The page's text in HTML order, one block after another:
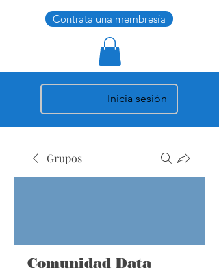
Contrata una membresía
Inicia sesión
Grupos
Comunidad Data